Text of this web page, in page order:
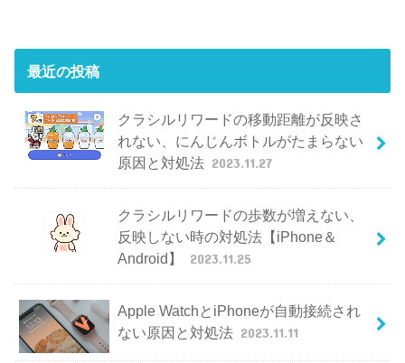
最近の投稿
クラシルリワードの移動距離が反映さ
れない、にんじんボトルがたまらない
原因と対処法 2023.11.27
クラシルリワードの歩数が増えない、
反映しない時の対処法【iPhone＆
Android】
2023.11.25
Apple WatchとiPhoneが自動接続され
ない原因と対処法 2023.11.11